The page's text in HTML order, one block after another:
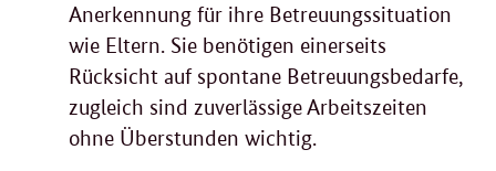
Anerkennung für ihre Betreuungssituation
wie Eltern. Sie benötigen einerseits
Rücksicht auf spontane Betreuungsbedarfe,
zugleich sind zuverlässige Arbeitszeiten
ohne Überstunden wichtig.